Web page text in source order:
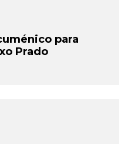
para
Prado